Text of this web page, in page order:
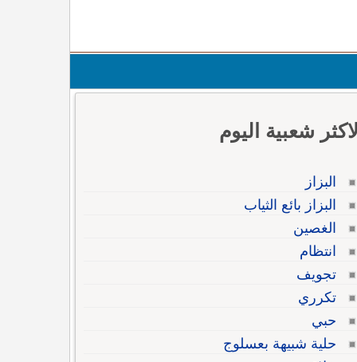
الاكثر شعبية اليوم
البزاز
البزاز بائع الثياب
الغصين
انتظام
تجويف
تكرري
حبي
حلية شبيهة بعسلوج